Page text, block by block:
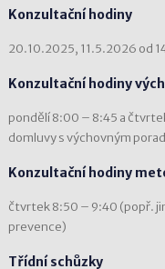
Konzultační hodiny
20.10.2025, 11.5.2026 od
Konzultační hodiny
pondělí 8:00 – 8:45 a
domluvy s výchovným
Konzultační hodiny
čtvrtek 8:50 – 9:40 (popř.
prevence)
Třídní schůzky